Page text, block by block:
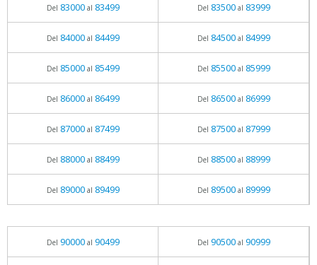
Del 83000al 83499 Del 83500al 83999
Del 84000al 84499 Del 84500al 84999
Del 85000al 85499 Del 85500al 85999
Del 86000al 86499 Del 86500al 86999
Del 87000al 87499 Del 87500al 87999
Del 88000al 88499 Del 88500al 88999
Del 89000al 89499 Del 89500al 89999
Del 90000al 90499 Del 90500al 90999